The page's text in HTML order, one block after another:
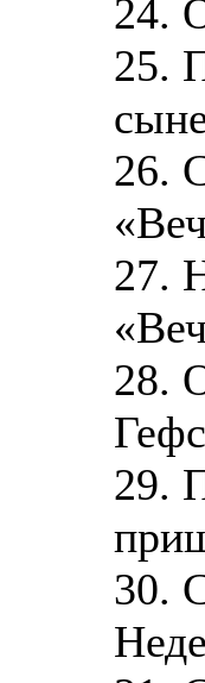
24.
25.
26.
27.
28.
29.
30.